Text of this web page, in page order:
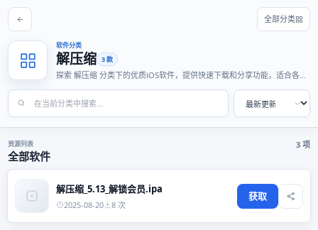
全部分类
软件分类
解压缩 3 款
探索 解压缩 分类下的优质iOS软件，提供快速下载和分享功能，适合各种
资源列表
全部软件
3 项
解压缩_5.13_解锁会员.ipa
2025-08-20 8 次
获取